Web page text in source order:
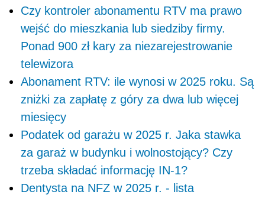
Czy kontroler abonamentu RTV ma prawo
wejść do mieszkania lub siedziby firmy.
Ponad 900 zł kary za niezarejestrowanie
telewizora
Abonament RTV: ile wynosi w 2025 roku. Są
zniżki za zapłatę z góry za dwa lub więcej
miesięcy
Podatek od garażu w 2025 r. Jaka stawka
za garaż w budynku i wolnostojący? Czy
trzeba składać informację IN-1?
Dentysta na NFZ w 2025 r. - lista